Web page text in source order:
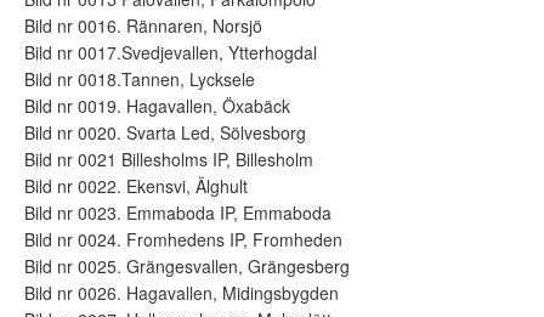
Bild nr 0016. Rännaren, Norsjö
Bild nr 0017.Svedjevallen, Ytterhogdal
Bild nr 0018.Tannen, Lycksele
Bild nr 0019. Hagavallen, Öxabäck
Bild nr 0020. Svarta Led, Sölvesborg
Bild nr 0021 Billesholms IP, Billesholm
Bild nr 0022. Ekensvi, Älghult
Bild nr 0023. Emmaboda IP, Emmaboda
Bild nr 0024. Fromhedens IP, Fromheden
Bild nr 0025. Grängesvallen, Grängesberg
Bild nr 0026. Hagavallen, Midingsbygden